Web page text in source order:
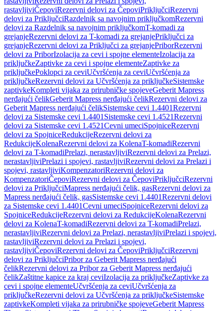
rastavljiviČepoviRezervni delovi za ČepoviPriključciRezervni
delovi za PriključciRazdelnik sa navojnim priključkomRezervni
delovi za Razdelnik sa navojnim priključkomT-komadi za
grejanjeRezervni delovi za T-komadi za grejanjePriključci za
grejanjeRezervni delovi za Priključci za grejanjePriborRezervni
delovi za PriborIzolacija za cevi i spojne elementeIzolacija za
priključkeZaptivke za cevi i spojne elementeZaptivke za
priključkePoklopci za ceviUčvršćenja za ceviUčvršćenja za
priključkeRezervni delovi za Učvršćenja za priključkeSistemske
zaptivkeKompleti vijaka za prirubničke spojeveGeberit Mapress
nerđajući čelikGeberit Mapress nerđajući čelikRezervni delovi za
Geberit Mapress nerđajući čelikSistemske cevi 1.4401Rezervni
delovi za Sistemske cevi 1.4401 Sistemske cevi 1.4521Rezervni
delovi za Sistemske cevi 1.4521Cevni umeciSpojniceRezervni
delovi za SpojniceRedukcijeRezervni delovi za
RedukcijeKolenaRezervni delovi za KolenaT-komadiRezervni
delovi za T-komadiPrelazi, nerastavljiviRezervni delovi za Prelazi,
nerastavljiviPrelazi i spojevi, rastavljiviRezervni delovi za Prelazi i
spojevi, rastavljiviKompenzatoriRezervni delovi za
KompenzatoriČepoviRezervni delovi za ČepoviPriključciRezervni
delovi za PriključciMapress nerđajući čelik, gasRezervni delovi za
Mapress nerđajući čelik, gasSistemske cevi 1.4401Rezervni delovi
za Sistemske cevi 1.4401Cevni umeciSpojniceRezervni delovi za
SpojniceRedukcijeRezervni delovi za RedukcijeKolenaRezervni
delovi za KolenaT-komadiRezervni delovi za T-komadiPrelazi,
nerastavljiviRezervni delovi za Prelazi, nerastavljiviPrelazi i spojevi,
rastavljiviRezervni delovi za Prelazi i spojevi,
rastavljiviČepoviRezervni delovi za ČepoviPriključciRezervni
delovi za PriključciPribor za Geberit Mapress nerđajući
čelikRezervni delovi za Pribor za Geberit Mapress nerđajući
čelikZaštitne kapice za kraj ceviIzolacija za priključkeZaptivke za
cevi i spojne elementeUčvršćenja za ceviUčvršćenja za
priključkeRezervni delovi za Učvršćenja za priključkeSistemske
zaptivkeKompleti vijaka za prirubničke spojeveGeberit Mapress